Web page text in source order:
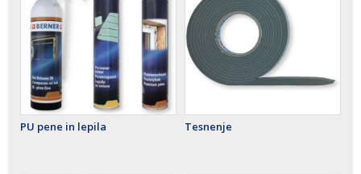
PU pene in lepila Tesnenje